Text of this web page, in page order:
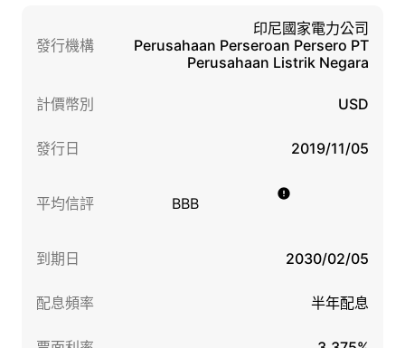
發行機構
印尼國家電力公司
Perusahaan Perseroan Persero PT
Perusahaan Listrik Negara
計價幣別 USD
發行日 2019/11/05
平均信評 BBB
到期日 2030/02/05
配息頻率 半年配息